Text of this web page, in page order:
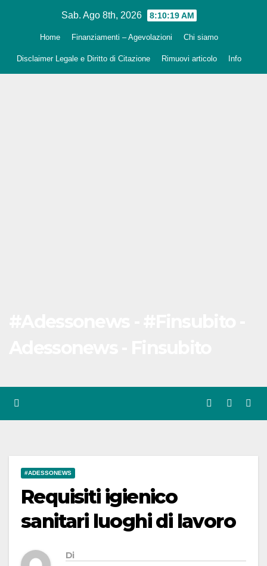
Sab. Ago 8th, 2026 8:10:20 AM
Home Finanziamenti – Agevolazioni Chi siamo
Disclaimer Legale e Diritto di Citazione Rimuovi articolo Info
#ADESSONEWS
Requisiti igienico
sanitari luoghi di lavoro
Di